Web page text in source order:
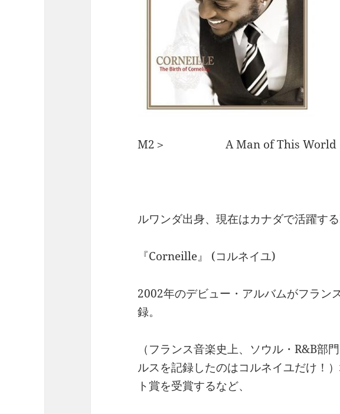
M2＞ A Man of This World /
ルワンダ出身、現在はカナダで活躍す
『Corneille』 (コルネイユ)
2002年のデビュー・アルバムがフラン
録。
（フランス音楽史上、ソウル・R&B部
ルスを記録したのはコルネイユだけ！
ト賞を受賞するなど、